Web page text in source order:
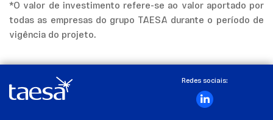
*O valor de investimento refere-se ao valor aportado por
todas as empresas do grupo TAESA durante o período de
vigência do projeto.
Redes sociais: